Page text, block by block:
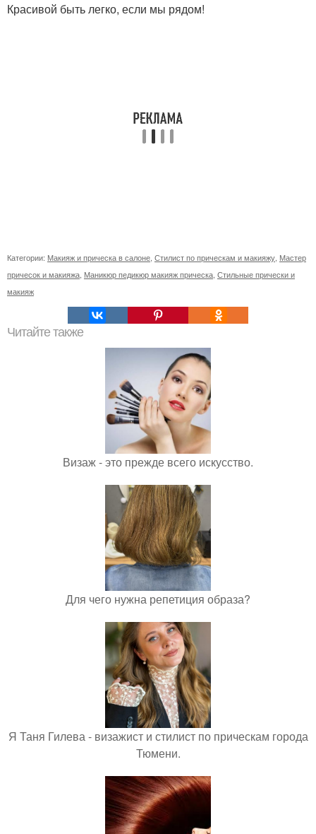
Красивой быть легко, если мы рядом!
Категории: Макияж и прическа в салоне Стилист по прическам и макияжу Мастер
причесок и макияжа Маникюр педикюр макияж прическа Стильные прически и
макияж
Читайте также
Визаж - это прежде всего искусство.
Для чего нужна репетиция образа?
Я Таня Гилева - визажист и стилист по прическам города
Тюмени.